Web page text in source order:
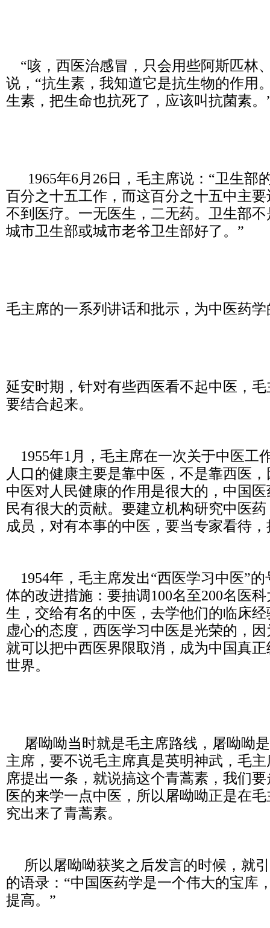
“咳，西医治感冒，只会用些阿斯匹林
说，“抗生素，我知道它是抗生物的作用
生素，把生命也抗死了，应该叫抗菌素。
1965年6月26日，毛主席说：“卫生部
百分之十五工作，而这百分之十五中主
不到医疗。一无医生，二无药。卫生部
城市卫生部或城市老爷卫生部好了。”
毛主席的一系列讲话和批示，为中医药
延安时期，针对有些西医看不起中医，
要结合起来。
1955年1月，毛主席在一次关于中医工
人口的健康主要是靠中医，不是靠西医
中医对人民健康的作用是很大的，中国
民有很大的贡献。要建立机构研究中医
成员，对有本事的中医，要当专家看待
1954年，毛主席发出“西医学习中医”
体的改进措施：要抽调100名至200名医
生，交给有名的中医，去学他们的临床
虚心的态度，西医学习中医是光荣的，
就可以把中西医界限取消，成为中国真
世界。
屠呦呦当时就是毛主席路线，屠呦呦
主席，要不说毛主席真是英明神武，毛
席提出一条，就说搞这个青蒿素，我们
医的来学一点中医，所以屠呦呦正是在
究出来了青蒿素。
所以屠呦呦获奖之后发言的时候，就
的语录：“中国医药学是一个伟大的宝库
提高。”